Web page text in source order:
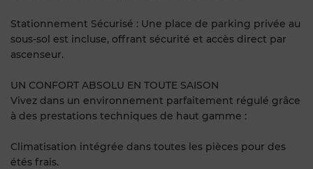
Stationnement Sécurisé : Une place de parking privée au
sous-sol est incluse, offrant sécurité et accès direct par
ascenseur.
UN CONFORT ABSOLU EN TOUTE SAISON
Vivez dans un environnement parfaitement régulé grâce
à des prestations techniques de haut gamme :
Climatisation intégrée dans toutes les pièces pour des
étés frais.